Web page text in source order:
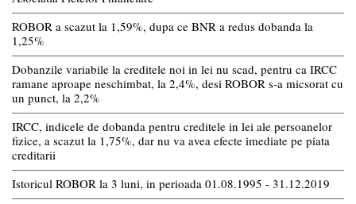
ROBOR a scazut la 1,59%, dupa ce BNR a redus dobanda la
1,25%
Dobanzile variabile la creditele noi in lei nu scad, pentru ca IRCC
ramane aproape neschimbat, la 2,4%, desi ROBOR s-a micsorat cu
un punct, la 2,2%
IRCC, indicele de dobanda pentru creditele in lei ale persoanelor
fizice, a scazut la 1,75%, dar nu va avea efecte imediate pe piata
creditarii
Istoricul ROBOR la 3 luni, in perioada 01.08.1995 - 31.12.2019